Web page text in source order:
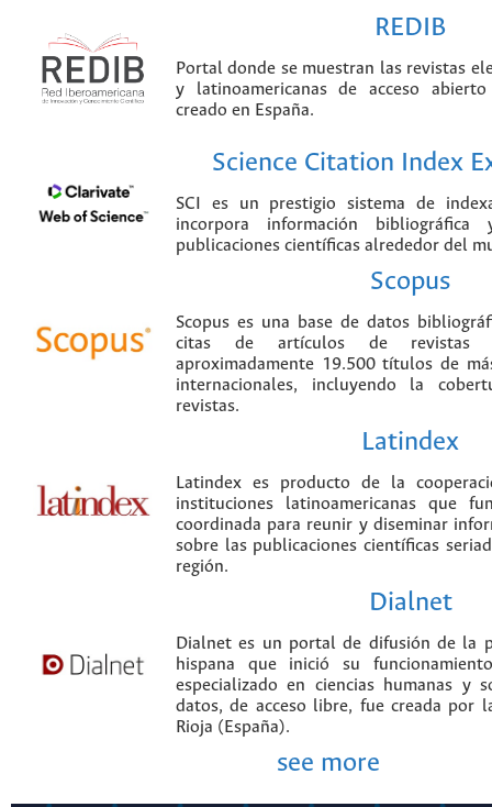
REDIB
Portal donde se muestran las revistas
y latinoamericanas de acceso
creado en España.
Science Citation Index
SCI es un prestigio sistema de
incorpora información
publicaciones científicas alrededor del
Scopus
Scopus es una base de datos
citas de artículos de revistas
aproximadamente 19.500 títulos de
internacionales, incluyendo la
revistas.
Latindex
Latindex es producto de la
instituciones latinoamericanas que
coordinada para reunir y diseminar
sobre las publicaciones científicas
región.
Dialnet
Dialnet es un portal de difusión de la
hispana que inició su
especializado en ciencias humanas y
datos, de acceso libre, fue creada por
Rioja (España).
see more